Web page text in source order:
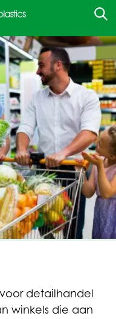
detailhandel
winkels die aan